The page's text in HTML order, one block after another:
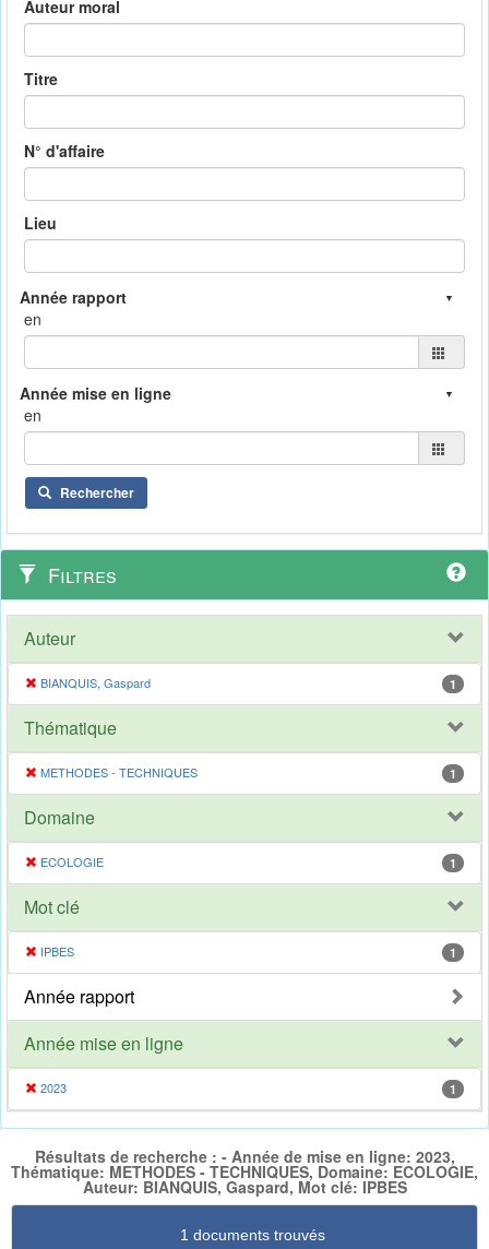
Auteur moral
Titre
N° d'affaire
Lieu
en
en
Rechercher
Filtres
Auteur
BIANQUIS, Gaspard 1
Thématique
METHODES - TECHNIQUES 1
Domaine
ECOLOGIE 1
Mot clé
IPBES 1
Année rapport
Année mise en ligne
2023 1
Résultats de recherche : - Année de mise en ligne: 2023,
Thématique: METHODES - TECHNIQUES, Domaine: ECOLOGIE,
Auteur: BIANQUIS, Gaspard, Mot clé: IPBES
1 documents trouvés